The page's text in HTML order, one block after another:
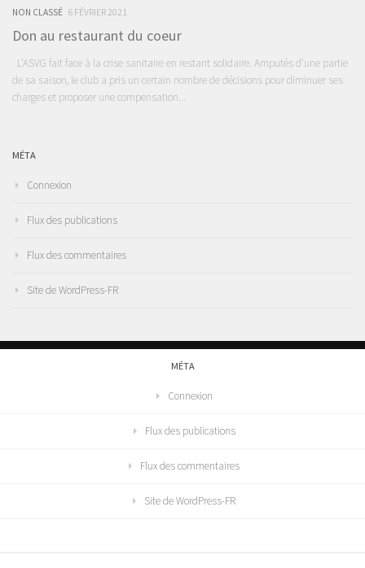
NON CLASSÉ 6 FÉVRIER 2021
Don au restaurant du coeur
L’ASVG fait face à la crise sanitaire en restant solidaire. Amputés d’une partie
de sa saison, le club a pris un certain nombre de décisions pour diminuer ses
charges et proposer une compensation...
MÉTA
Connexion
Flux des publications
Flux des commentaires
Site de WordPress-FR
MÉTA
Connexion
Flux des publications
Flux des commentaires
Site de WordPress-FR